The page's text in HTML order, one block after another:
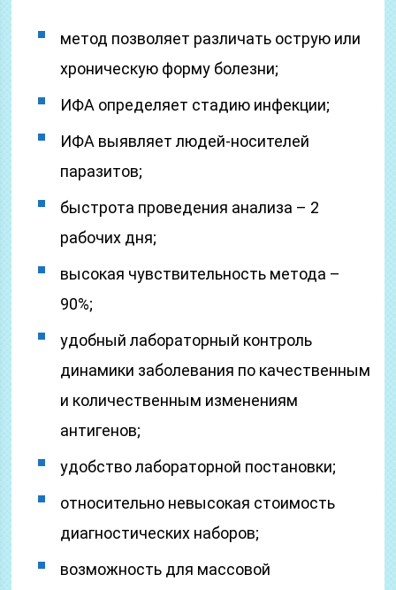
метод позволяет различать острую или
хроническую форму болезни;
ИФА определяет стадию инфекции;
ИФА выявляет людей-носителей
паразитов;
быстрота проведения анализа – 2
рабочих дня;
высокая чувствительность метода –
90%;
удобный лабораторный контроль
динамики заболевания по качественным
и количественным изменениям
антигенов;
удобство лабораторной постановки;
относительно невысокая стоимость
диагностических наборов;
возможность для массовой